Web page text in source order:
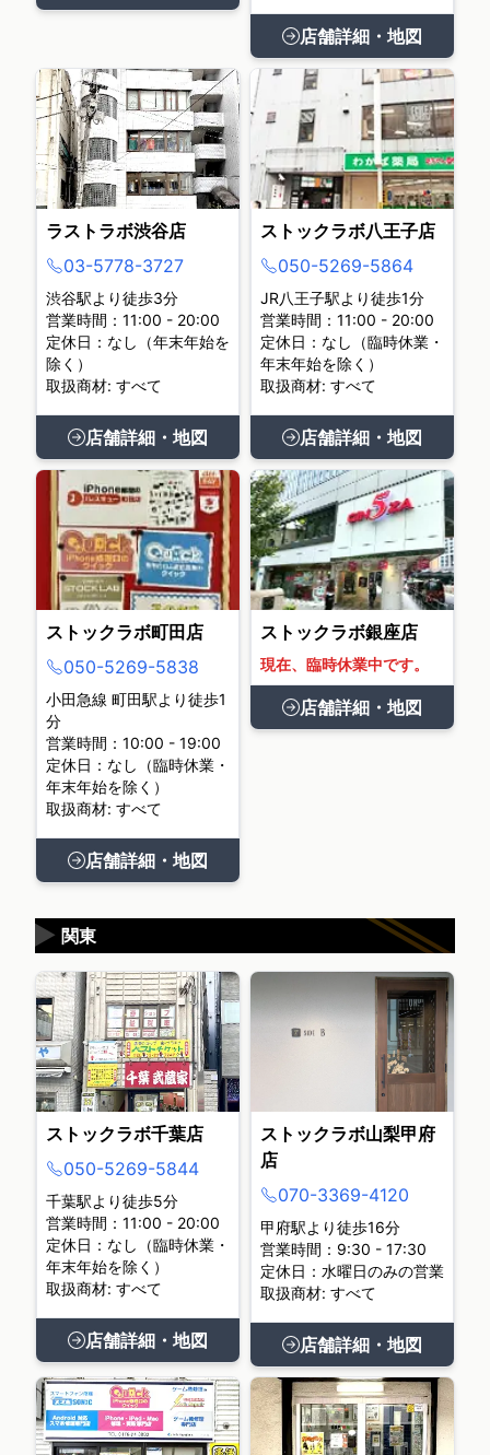
店舗詳細・地図
ラストラボ渋谷店
03-5778-3727
渋谷駅より徒歩3分
営業時間：11:00 - 20:00
定休日：なし（年末年始を
除く）
取扱商材: すべて
店舗詳細・地図
ストックラボ八王子店
050-5269-5864
JR八王子駅より徒歩1分
営業時間：11:00 - 20:00
定休日：なし（臨時休業・
年末年始を除く）
取扱商材: すべて
店舗詳細・地図
ストックラボ町田店
050-5269-5838
小田急線 町田駅より徒歩1
分
営業時間：10:00 - 19:00
定休日：なし（臨時休業・
年末年始を除く）
取扱商材: すべて
店舗詳細・地図
ストックラボ銀座店
現在、臨時休業中です。
店舗詳細・地図
関東
▶
ストックラボ千葉店
050-5269-5844
千葉駅より徒歩5分
営業時間：11:00 - 20:00
定休日：なし（臨時休業・
年末年始を除く）
取扱商材: すべて
店舗詳細・地図
ストックラボ山梨甲府
店
070-3369-4120
甲府駅より徒歩16分
営業時間：9:30 - 17:30
定休日：水曜日のみの営業
取扱商材: すべて
店舗詳細・地図